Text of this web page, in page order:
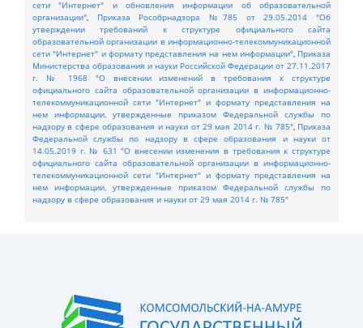
сети "Интернет" и обновления информации об образовательной
организации",
Приказа Рособрнадзора №785 от 29.05.2014 "Об
утверждении требований к структуре официального сайта
образовательной организации в информационно-телекоммуникационной
сети "Интернет" и формату представления на нем информации", Приказа
Министерства образования и науки Российской Федерации от 27.11.2017
г. № 1968 "О внесении изменений в требования к структуре
официального сайта образовательной организации в информационно-
телекоммуникационной сети "Интернет" и формату представления на
нем информации, утвержденные приказом Федеральной службы по
надзору в сфере образования и науки от 29 мая 2014 г. № 785", Приказа
Федеральной службы по надзору в сфере образования и науки от
14.05.2019 г. № 631 "О внесении изменения в требования к структуре
официального сайта образовательной организации в информационно-
телекоммуникационной сети "Интернет" и формату представления на
нем информации, утвержденные приказом Федеральной службы по
надзору в сфере образования и науки от 29 мая 2014 г. № 785"